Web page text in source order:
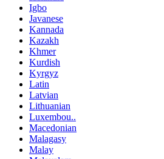
Igbo
Javanese
Kannada
Kazakh
Khmer
Kurdish
Kyrgyz
Latin
Latvian
Lithuanian
Luxembou..
Macedonian
Malagasy
Malay